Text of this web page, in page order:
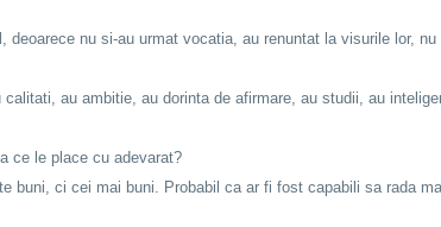
nu si-au urmat vocatia, au renuntat la visurile lor,
au ambitie, au dorinta de afirmare, au studii, au
ce le place cu adevarat?
buni, ci cei mai buni. Probabil ca ar fi fost capabili sa rada